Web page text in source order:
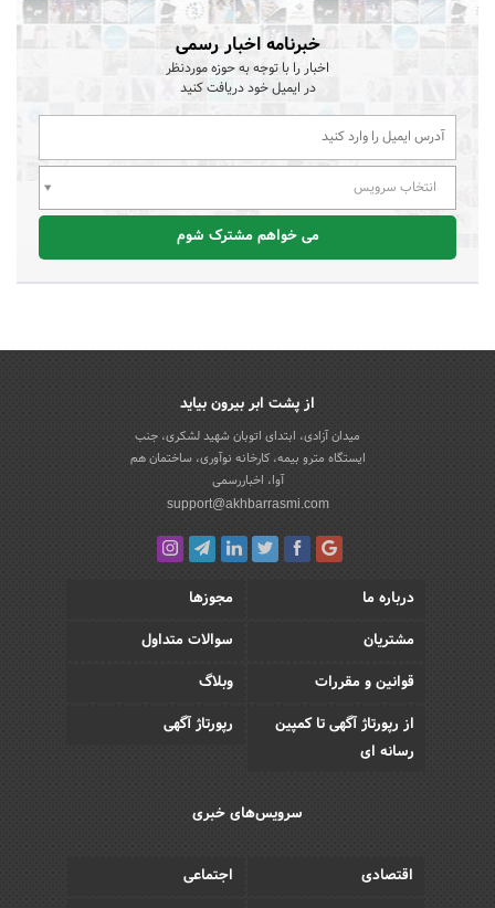
خبرنامه اخبار رسمی
اخبار را با توجه به حوزه موردنظر
در ایمیل خود دریافت کنید
انتخاب سرویس
می خواهم مشترک شوم
از پشت ابر بیرون بیاید
میدان آزادی، ابتدای اتوبان شهید لشکری، جنب
ایستگاه مترو بیمه، کارخانه نوآوری، ساختمان هم
آوا، اخباررسمی
support@akhbarrasmi.com
درباره ما
مجوزها
مشتریان
سوالات متداول
قوانین و مقررات
وبلاگ
از رپورتاژ آگهی تا کمپین
رسانه ای
رپورتاژ آگهی
سرویس‌های خبری
اقتصادی
اجتماعی